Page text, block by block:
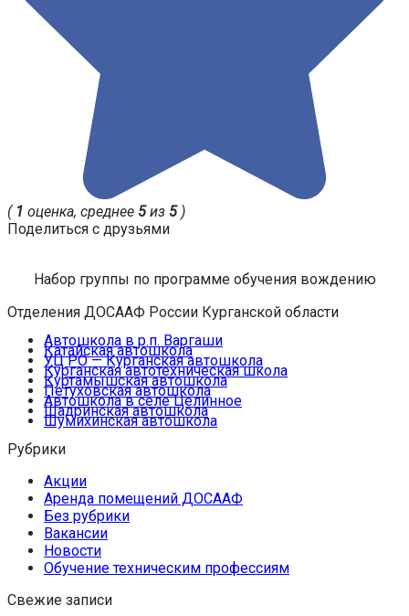
( 1 оценка, среднее 5из 5)
Поделиться с друзьями
Набор группы по программе обучения вождению
Отделения ДОСААФ России Курганской области
Автошкола в р.п. Варгаши
Катайская автошкола
УЦ РО — Курганская автошкола
Курганская автотехническая школа
Куртамышская автошкола
Петуховская автошкола
Автошкола в селе Целинное
Шадринская автошкола
Шумихинская автошкола
Рубрики
Акции
Аренда помещений ДОСААФ
Без рубрики
Вакансии
Новости
Обучение техническим профессиям
Свежие записи